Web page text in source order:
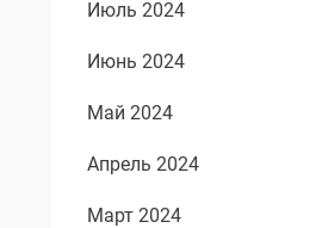
Июль 2024
Июнь 2024
Май 2024
Апрель 2024
Март 2024